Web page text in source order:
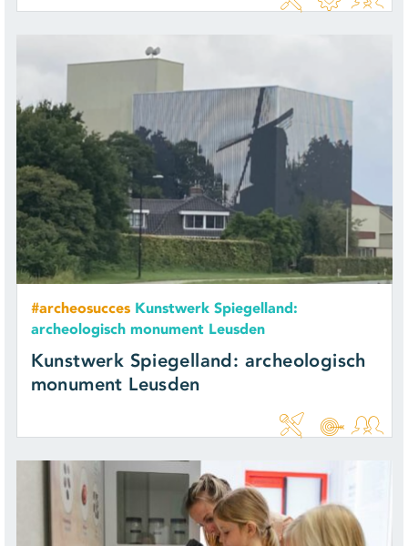
#archeosucces Kunstwerk Spiegelland:
archeologisch monument Leusden
Kunstwerk Spiegelland: archeologisch
monument Leusden